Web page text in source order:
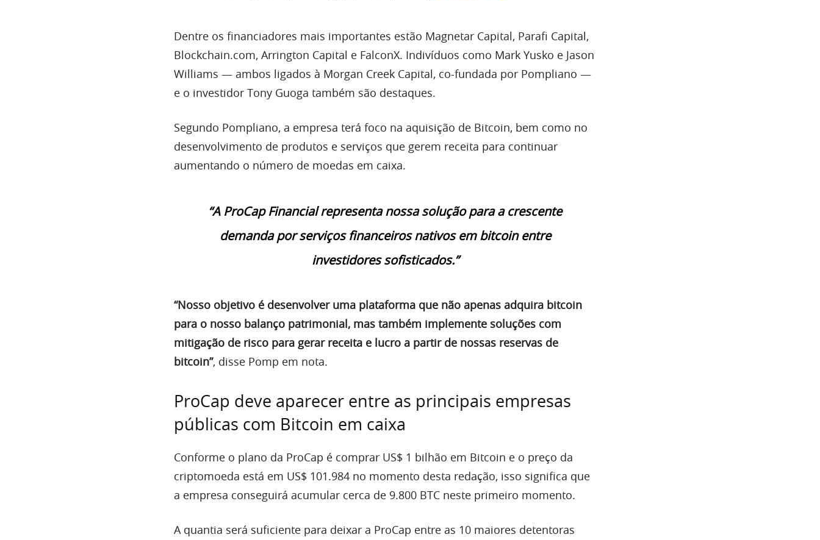
Dentre os financiadores mais importantes estão Magnetar Capital, Parafi Capital,
Blockchain.com, Arrington Capital e FalconX. Indivíduos como Mark Yusko e Jason
Williams — ambos ligados à Morgan Creek Capital, co-fundada por Pompliano —
e o investidor Tony Guoga também são destaques.
Segundo Pompliano, a empresa terá foco na aquisição de Bitcoin, bem como no
desenvolvimento de produtos e serviços que gerem receita para continuar
aumentando o número de moedas em caixa.
“A ProCap Financial representa nossa solução para a crescente
demanda por serviços financeiros nativos em bitcoin entre
investidores sofisticados.”
“Nosso objetivo é desenvolver uma plataforma que não apenas adquira bitcoin
para o nosso balanço patrimonial, mas também implemente soluções com
mitigação de risco para gerar receita e lucro a partir de nossas reservas de
bitcoin”, disse Pomp em nota.
ProCap deve aparecer entre as principais empresas
públicas com Bitcoin em caixa
Conforme o plano da ProCap é comprar US$ 1 bilhão em Bitcoin e o preço da
criptomoeda está em US$ 101.984 no momento desta redação, isso significa que
a empresa conseguirá acumular cerca de 9.800 BTC neste primeiro momento.
A quantia será suficiente para deixar a ProCap entre as 10 maiores detentoras